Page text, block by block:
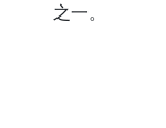
之一。